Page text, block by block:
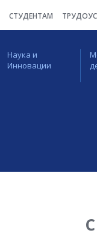
СТУДЕНТАМ
Наука и
Инновации